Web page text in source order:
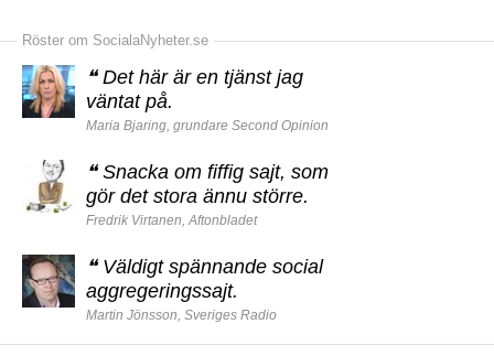
Röster om SocialaNyheter.se
❝ Det här är en tjänst jag
väntat på.
Maria Bjaring, grundare Second Opinion
❝ Snacka om fiffig sajt, som
gör det stora ännu större.
Fredrik Virtanen, Aftonbladet
❝ Väldigt spännande social
aggregeringssajt.
Martin Jönsson, Sveriges Radio